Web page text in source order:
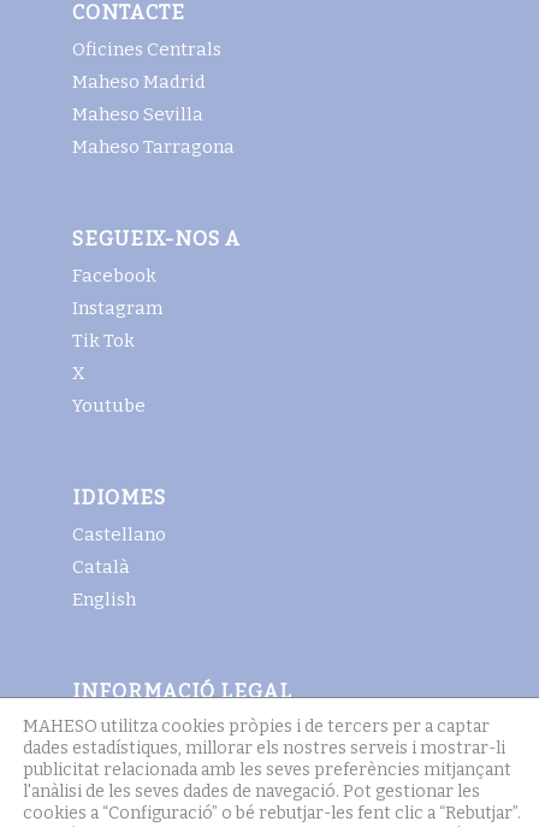
CONTACTE
Oficines Centrals
Maheso Madrid
Maheso Sevilla
Maheso Tarragona
SEGUEIX-NOS A
Facebook
Instagram
Tik Tok
X
Youtube
IDIOMES
Castellano
Català
English
INFORMACIÓ LEGAL
Avis legal
Termes i condicions generals
Política de cookies
MAHESO utilitza cookies pròpies i de tercers per a captar
dades estadístiques, millorar els nostres serveis i mostrar-li
publicitat relacionada amb les seves preferències mitjançant
l'anàlisi de les seves dades de navegació. Pot gestionar les
cookies a “Configuració” o bé rebutjar-les fent clic a “Rebutjar”.